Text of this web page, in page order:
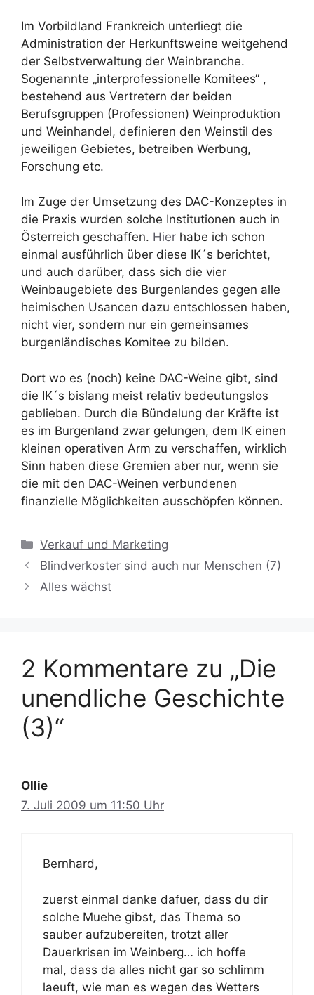
Im Vorbildland Frankreich unterliegt die
Administration der Herkunftsweine weitgehend
der Selbstverwaltung der Weinbranche.
Sogenannte „interprofessionelle Komitees“ ,
bestehend aus Vertretern der beiden
Berufsgruppen (Professionen) Weinproduktion
und Weinhandel, definieren den Weinstil des
jeweiligen Gebietes, betreiben Werbung,
Forschung etc.
Im Zuge der Umsetzung des DAC-Konzeptes in
die Praxis wurden solche Institutionen auch in
Österreich geschaffen. Hier habe ich schon
einmal ausführlich über diese IK´s berichtet,
und auch darüber, dass sich die vier
Weinbaugebiete des Burgenlandes gegen alle
heimischen Usancen dazu entschlossen haben,
nicht vier, sondern nur ein gemeinsames
burgenländisches Komitee zu bilden.
Dort wo es (noch) keine DAC-Weine gibt, sind
die IK´s bislang meist relativ bedeutungslos
geblieben. Durch die Bündelung der Kräfte ist
es im Burgenland zwar gelungen, dem IK einen
kleinen operativen Arm zu verschaffen, wirklich
Sinn haben diese Gremien aber nur, wenn sie
die mit den DAC-Weinen verbundenen
finanzielle Möglichkeiten ausschöpfen können.
Kategorien
Verkauf und Marketing
Blindverkoster sind auch nur Menschen (7)
Alles wächst
2 Kommentare zu „Die
unendliche Geschichte
(3)“
Ollie
7. Juli 2009 um 11:50 Uhr
Bernhard,
zuerst einmal danke dafuer, dass du dir
solche Muehe gibst, das Thema so
sauber aufzubereiten, trotzt aller
Dauerkrisen im Weinberg… ich hoffe
mal, dass da alles nicht gar so schlimm
laeuft, wie man es wegen des Wetters